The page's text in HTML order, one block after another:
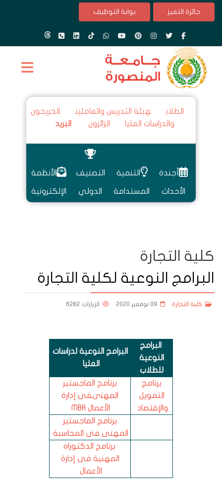
جائزة التميز بوابة التوظيف
الطلاب هيئة التدريس والعاملين
الخريجون
والدراسات العليا
الزائرون البريد
أجندة
الأحداث
التنمية
المستدامة
التصنيف
الدولي
الأنظمة
الإلكترونية
كلية التجارة
البرامج النوعية لكلية التجارة
كلية التجارة 09 نوفمبر 2020 الزيارات: 6282
البرامج
النوعية
للطلاب
البرامج النوعية لدراسات
العليا
برنامج
التمويل
والإقتصاد
برنامج الماجستير
المهنىفى إدارة
الأعمال MBA
برنامج الماجستير
المهنى فى المحاسبة
برنامج الدكتوراه
المهنية فى إدارة
الأعمال